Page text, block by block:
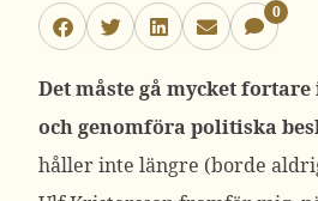
0
Det måste gå mycket
och genomföra politiska
håller inte längre (borde